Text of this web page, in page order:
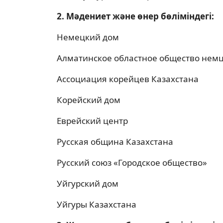
2. Мәдениет және өнер бөлiмiндегi:
Немецкий дом
Алматинское областное общество
Ассоциация корейцев Казахстана
Корейский дом
Еврейский центр
Русская община Казахстана
Русский союз «Городское общество»
Уйгурский дом
Уйгуры Казахстана